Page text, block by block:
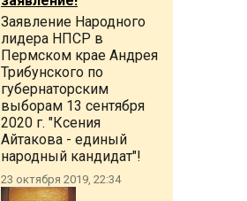
Заявление Народного
лидера НПСР в
Пермском крае Андрея
Трибунского по
губернаторским
выборам 13 сентября
2020 г. "Ксения
Айтакова - единый
народный кандидат"!
23 октября 2019, 22:34